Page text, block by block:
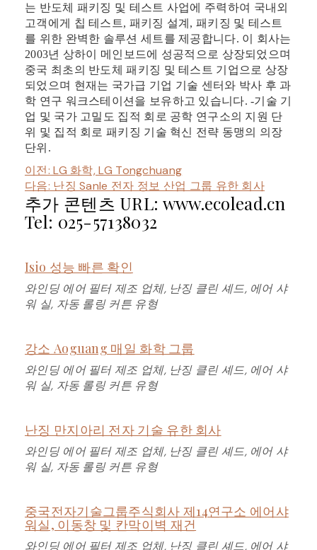
는 반도체 패키징 및 테스트 사업에 주력하여 국내외
고객에게 칩 테스트, 패키징 설계, 패키징 및 테스트
를 위한 완벽한 솔루션 세트를 제공합니다. 이 회사는
2003년 상하이 메인보드에 성공적으로 상장되었으며
중국 최초의 반도체 패키징 및 테스트 기업으로 상장
되었으며 현재는 국가급 기업 기술 센터와 박사 후 과
학 연구 워크스테이션을 보유하고 있습니다. -기술 기
업 및 국가 고밀도 집적 회로 공학 연구소의 지원 단
위 및 집적 회로 패키징 기술 혁신 전략 동맹의 의장
단위.
이전: LG 화학, LG Tongchuang
다음: 난징 Sanle 전자 정보 산업 그룹 유한 회사
추가 콘텐츠 URL: www.ecolead.cn
Tel: 025-57138032
Isio 성능 빠른 확인
와인딩 에어 필터 제조 업체, 난징 클린 셰드, 에어 샤
워 실, 자동 롤링 커튼 유형
강소 Aoguang 매일 화학 그룹
와인딩 에어 필터 제조 업체, 난징 클린 셰드, 에어 샤
워 실, 자동 롤링 커튼 유형
난징 만지아리 전자 기술 유한 회사
와인딩 에어 필터 제조 업체, 난징 클린 셰드, 에어 샤
워 실, 자동 롤링 커튼 유형
중국전자기술그룹주식회사 제14연구소 에어샤
워실, 이동창 및 칸막이벽 재건
와인딩 에어 필터 제조 업체, 난징 클린 셰드, 에어 샤